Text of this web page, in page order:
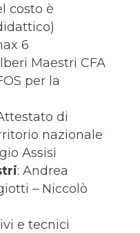
costo è
6
Maestri CFA
per la
di
nazionale
Assisi
: Andrea
– Niccolò
e tecnici